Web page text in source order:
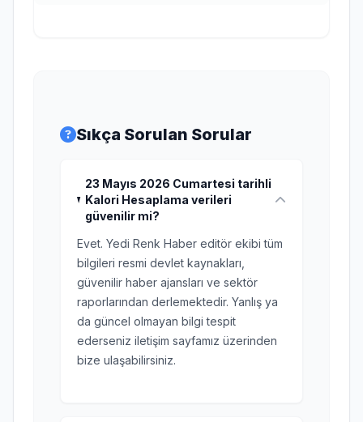
Sıkça Sorulan Sorular
23 Mayıs 2026 Cumartesi tarihli
Kalori Hesaplama verileri
güvenilir mi?
Evet. Yedi Renk Haber editör ekibi tüm
bilgileri resmi devlet kaynakları,
güvenilir haber ajansları ve sektör
raporlarından derlemektedir. Yanlış ya
da güncel olmayan bilgi tespit
ederseniz iletişim sayfamız üzerinden
bize ulaşabilirsiniz.